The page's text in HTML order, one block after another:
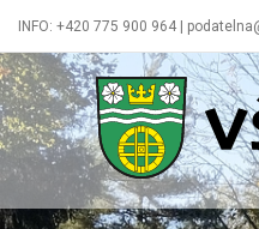
INFO: +420 775 900 964 |
Všeradov